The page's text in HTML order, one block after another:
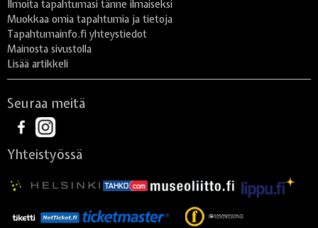
Ilmoita tapahtumasi tänne ilmaiseksi
Muokkaa omia tapahtumia ja tietoja
Tapahtumainfo.fi yhteystiedot
Mainosta sivustolla
Lisää artikkeli
Seuraa meitä
Yhteistyössä